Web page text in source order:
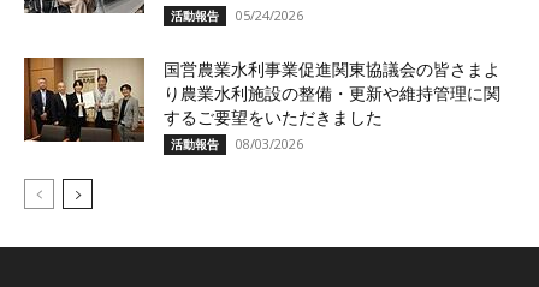
活動報告 05/24/2026
国営農業水利事業促進関東協議会の皆さまよ
り農業水利施設の整備・更新や維持管理に関
するご要望をいただきました
活動報告 08/03/2026